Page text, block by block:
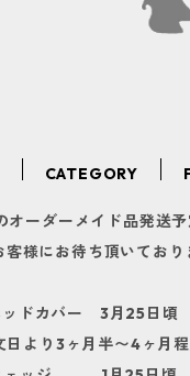
CATEGORY
オーダーメイド品発送
客様にお待ち頂いており
ッドカバー 3月25日頃
日より3ヶ月半〜4ヶ月程